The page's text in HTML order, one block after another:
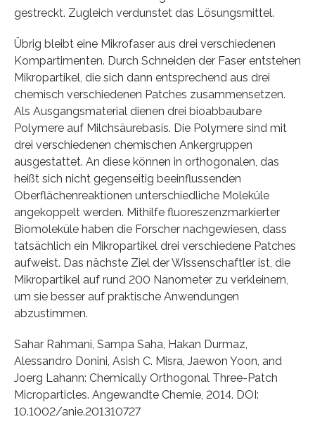
gestreckt. Zugleich verdunstet das Lösungsmittel.
Übrig bleibt eine Mikrofaser aus drei verschiedenen
Kompartimenten. Durch Schneiden der Faser entstehen
Mikropartikel, die sich dann entsprechend aus drei
chemisch verschiedenen Patches zusammensetzen.
Als Ausgangsmaterial dienen drei bioabbaubare
Polymere auf Milchsäurebasis. Die Polymere sind mit
drei verschiedenen chemischen Ankergruppen
ausgestattet. An diese können in orthogonalen, das
heißt sich nicht gegenseitig beeinflussenden
Oberflächenreaktionen unterschiedliche Moleküle
angekoppelt werden. Mithilfe fluoreszenzmarkierter
Biomoleküle haben die Forscher nachgewiesen, dass
tatsächlich ein Mikropartikel drei verschiedene Patches
aufweist. Das nächste Ziel der Wissenschaftler ist, die
Mikropartikel auf rund 200 Nanometer zu verkleinern,
um sie besser auf praktische Anwendungen
abzustimmen.
Sahar Rahmani, Sampa Saha, Hakan Durmaz,
Alessandro Donini, Asish C. Misra, Jaewon Yoon, and
Joerg Lahann: Chemically Orthogonal Three-Patch
Microparticles. Angewandte Chemie, 2014. DOI:
10.1002/anie.201310727